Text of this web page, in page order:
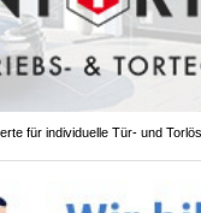
für individuelle Tür- und